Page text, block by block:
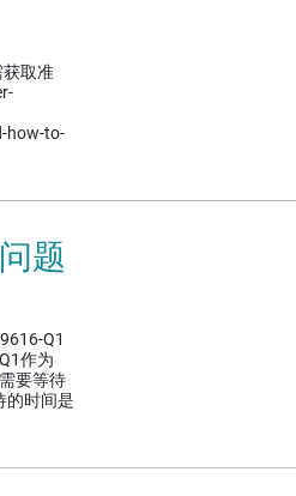
取准
how-to-
题
Q1
作为
要等待
的时间是